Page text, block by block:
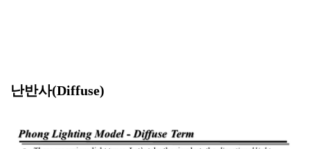
난반사(Diffuse)